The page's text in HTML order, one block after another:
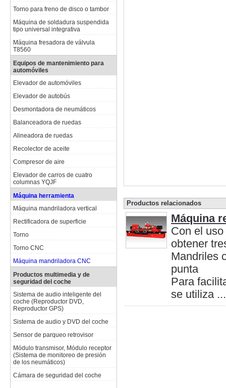
Torno para freno de disco o tambor
Máquina de soldadura suspendida
tipo universal integrativa
Máquina fresadora de válvula
T8560
Equipos de mantenimiento para
automóviles
Elevador de automóviles
Elevador de autobús
Desmontadora de neumáticos
Balanceadora de ruedas
Alineadora de ruedas
Recolector de aceite
Compresor de aire
Elevador de carros de cuatro
columnas YQJF
Máquina herramienta
Máquina mandriladora vertical
Rectificadora de superficie
Torno
Torno CNC
Máquina mandriladora CNC
Productos multimedia y de
seguridad del coche
Sistema de audio inteligente del
coche (Reproductor DVD,
Reproductor GPS)
Sistema de audio y DVD del coche
Sensor de parqueo retrovisor
Módulo transmisor, Módulo receptor
(Sistema de monitoreo de presión
de los neumáticos)
Cámara de seguridad del coche
Productos relacionados
Máquina
Con el
obtener
Mandriles
punta
Para
se utiliza ...